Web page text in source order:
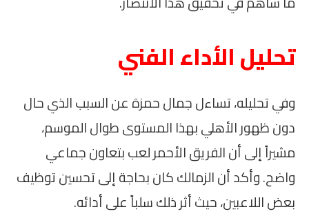
تحليل الأداء الفني
وفي تحليله، تساءل جمال حمزة عن السبب الذي حال
دون ظهور الأهلي بهذا المستوى طوال الموسم،
مشيراً إلى أن الفريق الأحمر لعب بتعاون جماعي
واضح. وأكد أن الزمالك كان بحاجة إلى تحسين توظيف
بعض اللاعبين، حيث أثر ذلك سلباً على أدائه.